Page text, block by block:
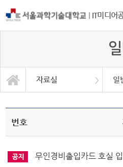
| IT미디어
자료실 일
번호
무인경비출입카드 호실